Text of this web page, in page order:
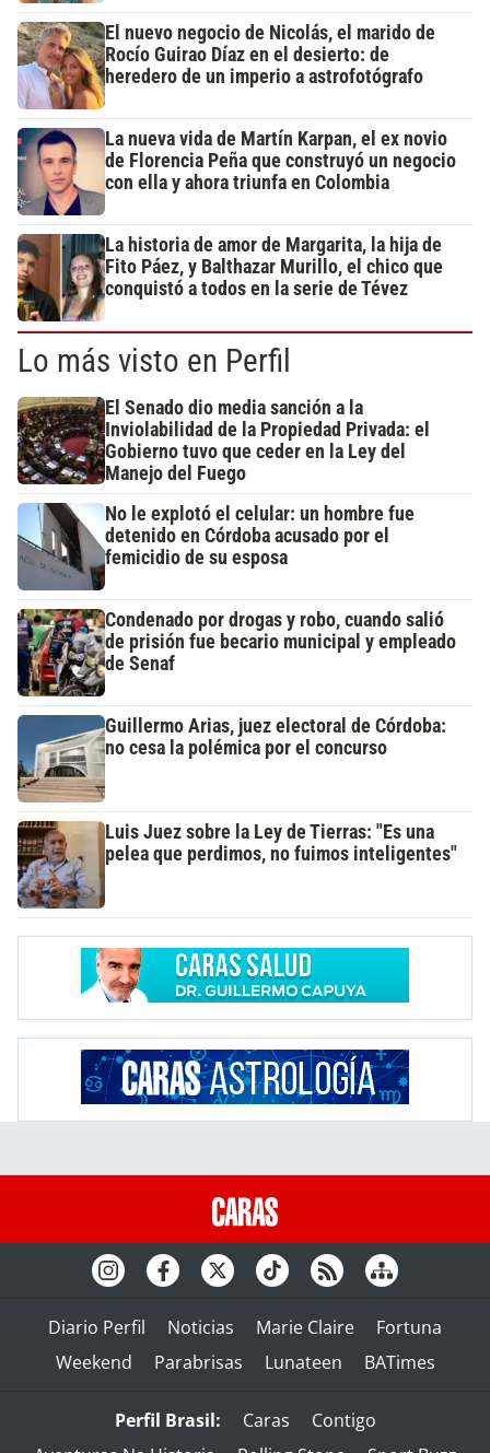
El nuevo negocio de Nicolás, el marido de
Rocío Guirao Díaz en el desierto: de
heredero de un imperio a astrofotógrafo
La nueva vida de Martín Karpan, el ex novio
de Florencia Peña que construyó un negocio
con ella y ahora triunfa en Colombia
La historia de amor de Margarita, la hija de
Fito Páez, y Balthazar Murillo, el chico que
conquistó a todos en la serie de Tévez
Lo más visto en Perfil
El Senado dio media sanción a la
Inviolabilidad de la Propiedad Privada: el
Gobierno tuvo que ceder en la Ley del
Manejo del Fuego
No le explotó el celular: un hombre fue
detenido en Córdoba acusado por el
femicidio de su esposa
Condenado por drogas y robo, cuando salió
de prisión fue becario municipal y empleado
de Senaf
Guillermo Arias, juez electoral de Córdoba:
no cesa la polémica por el concurso
Luis Juez sobre la Ley de Tierras: "Es una
pelea que perdimos, no fuimos inteligentes"
Diario Perfil Noticias Marie Claire
Fortuna
Weekend
Parabrisas Lunateen BATimes
Perfil Brasil: Caras
Contigo